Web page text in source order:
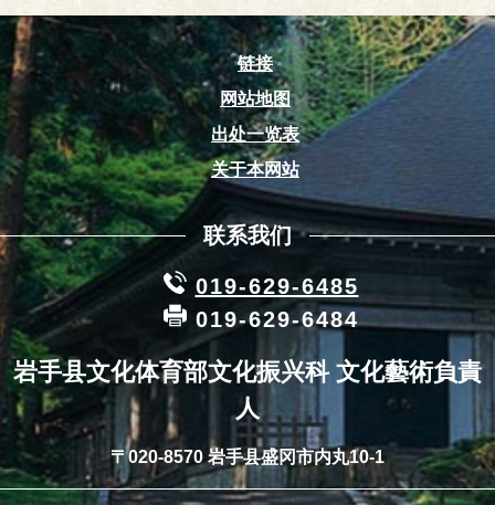
链接
网站地图
出处一览表
关于本网站
联系我们
019-629-6485
019-629-6484
岩手县文化体育部文化振兴科 文化藝術負責
人
〒020-8570 岩手县盛冈市内丸10-1